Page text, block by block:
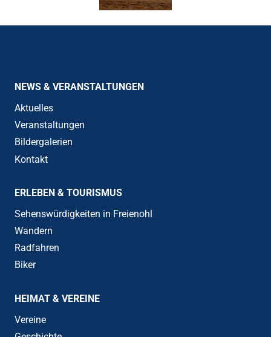
NEWS & VERANSTALTUNGEN
Aktuelles
Veranstaltungen
Bildergalerien
Kontakt
ERLEBEN & TOURISMUS
Sehenswürdigkeiten in Freienohl
Wandern
Radfahren
Biker
HEIMAT & VEREINE
Vereine